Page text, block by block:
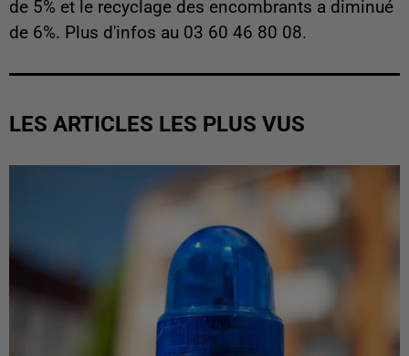
de 5% et le recyclage des encombrants a diminué
de 6%. Plus d'infos au 03 60 46 80 08.
LES ARTICLES LES PLUS VUS